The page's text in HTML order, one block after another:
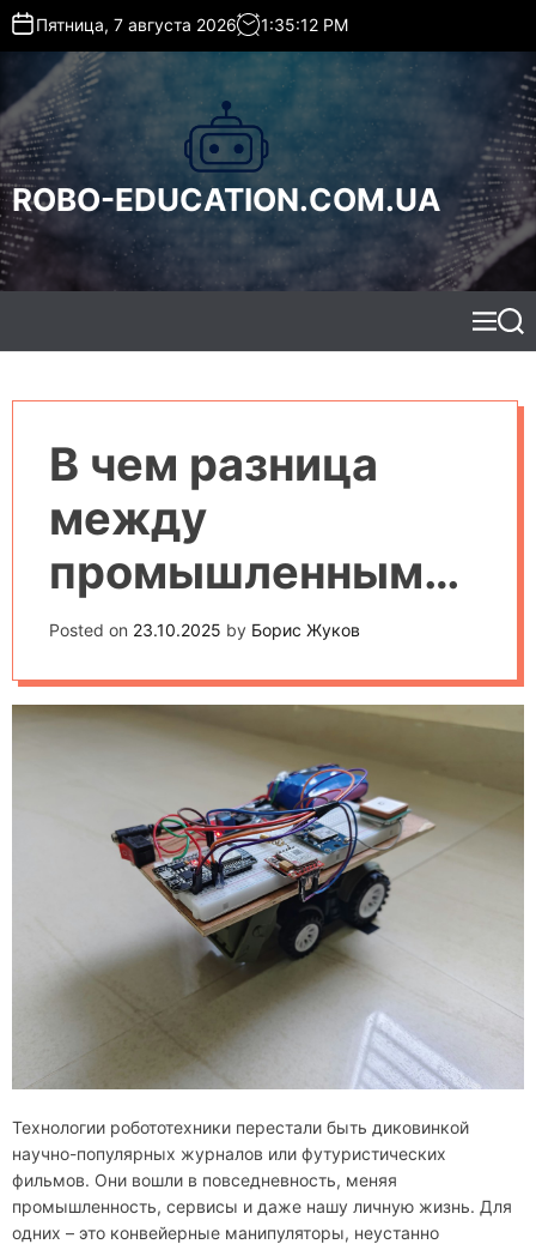
t
o
c
o
n
t
e
Пятница, 7 августа 2026 1:35:13 PM
ROBO-EDUCATION.COM.UA
M
e
S
e
В чем разница
между
промышленными
и сервисными
роботами:
подробное
сравнение
Posted on 23.10.2025 by Борис Жуков
Технологии робототехники перестали быть диковинкой
научно-популярных журналов или футуристических
фильмов. Они вошли в повседневность, меняя
промышленность, сервисы и даже нашу личную жизнь. Для
одних – это конвейерные манипуляторы, неустанно